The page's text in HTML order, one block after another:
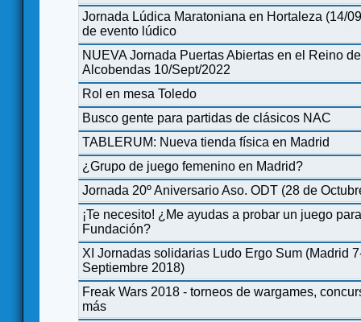
Jornada Lúdica Maratoniana en Hortaleza (14/
de evento lúdico
NUEVA Jornada Puertas Abiertas en el Reino
Alcobendas 10/Sept/2022
Rol en mesa Toledo
Busco gente para partidas de clásicos NAC
TABLERUM: Nueva tienda física en Madrid
¿Grupo de juego femenino en Madrid?
Jornada 20º Aniversario Aso. ODT (28 de
¡Te necesito! ¿Me ayudas a probar un juego
Fundación?
XI Jornadas solidarias Ludo Ergo Sum (Madrid
Septiembre 2018)
Freak Wars 2018 - torneos de wargames,
más